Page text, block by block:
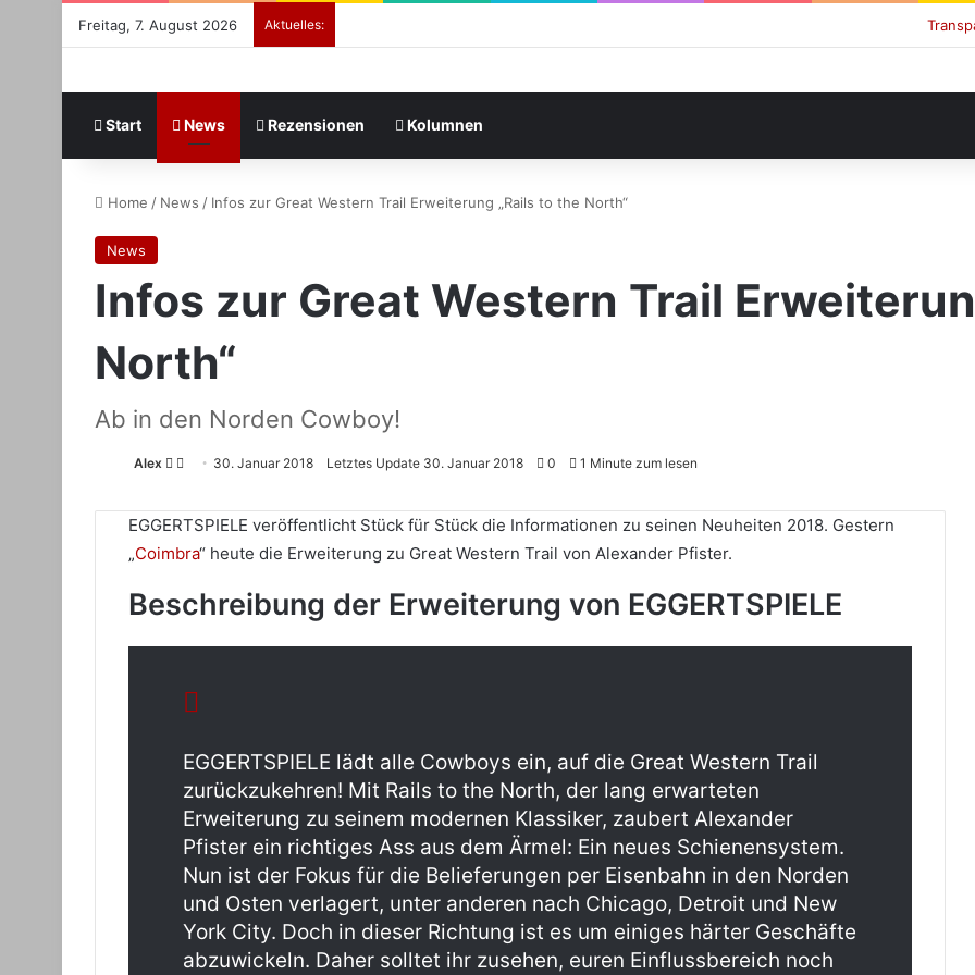
Freitag, 7. August 2026 Aktuelles:
Start News Rezensionen Kolumnen
Home / News / Infos zur Great Western Trail Erweiterung „Rails to the North“
News
Infos zur Great Western Trail
North“
Ab in den Norden Cowboy!
Alex
Follow
X
Sende
eine
30. Januar 2018 Letztes Update 30. Januar 2018 0 1 Minute zum lesen
EGGERTSPIELE veröffentlicht Stück für Stück die Informationen zu seinen Neuheiten 2018. Gestern
„Coimbra“ heute die Erweiterung zu Great Western Trail von Alexander Pfister.
Beschreibung der Erweiterung von EGGERTSPIELE
EGGERTSPIELE lädt alle Cowboys ein, auf die Great Western Trail
zurückzukehren! Mit Rails to the North, der lang erwarteten
Erweiterung zu seinem modernen Klassiker, zaubert Alexander
Pfister ein richtiges Ass aus dem Ärmel: Ein neues Schienensystem.
Nun ist der Fokus für die Belieferungen per Eisenbahn in den Norden
und Osten verlagert, unter anderen nach Chicago, Detroit und New
York City. Doch in dieser Richtung ist es um einiges härter Geschäfte
abzuwickeln. Daher solltet ihr zusehen, euren Einflussbereich noch